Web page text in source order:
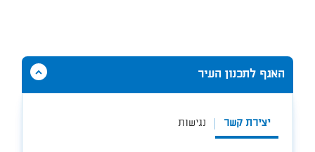
הסתר
תוכן
אודות
האגף לתכנון העיר
יצירת קשר נגישות